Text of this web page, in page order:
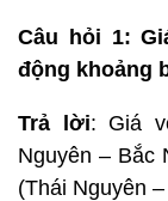
Câu hỏi 1:
động khoảng
Trả lời: Giá
Nguyên – Bắc
(Thái Nguyên